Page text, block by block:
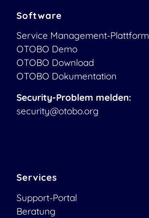
Software
Service Management-Plattform
OTOBO Demo
OTOBO Download
OTOBO Dokumentation
Security-Problem melden:
security@otobo.org
Services
Support-Portal
Beratung